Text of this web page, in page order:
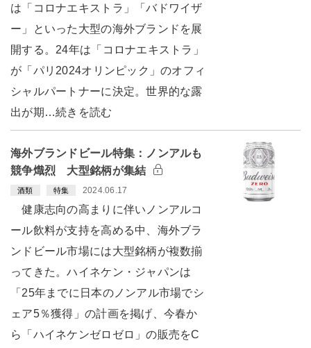
は「コロナエキストラ」「バドワイザ
ー」といった大型の海外ブランドを展
開する。24年は「コロナエキストラ」
が「パリ2024オリンピック」のオフィ
シャルパートナーに決定。世界的な露
出が期…続きを読む
海外ブランドビール特集：ノンアルも
競争熾烈 大型銘柄が集結
酒類 特集 2024.06.17
健康志向の高まりに伴いノンアルコ
ール飲料が支持を高める中、海外ブラ
ンドビール市場には大型銘柄が複数揃
ってきた。ハイネケン・ジャパンは
「25年までに日本のノンアル市場でシ
ェア5％獲得」の計画を掲げ、今春か
ら「ハイネケンゼロゼロ」の販売をC